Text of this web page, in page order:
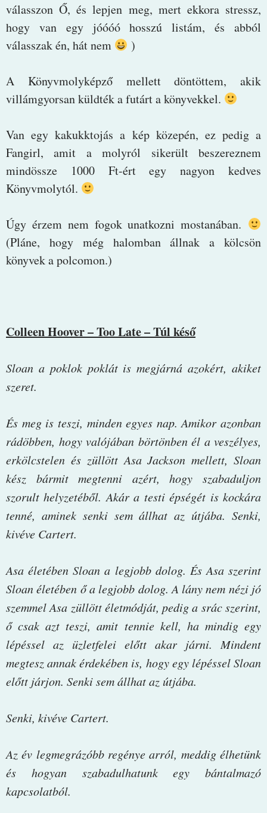
válasszon Ő, és lepjen meg, mert ekkora stressz,
hogy van egy jóóóó hosszú listám, és abból
válasszak én, hát nem
)
A Könyvmolyképző mellett döntöttem, akik
villámgyorsan küldték a futárt a könyvekkel.
Van egy kakukktojás a kép közepén, ez pedig a
Fangirl, amit a molyról sikerült beszereznem
mindössze 1000 Ft-ért egy nagyon kedves
Könyvmolytól.
Úgy érzem nem fogok unatkozni mostanában.
(Pláne, hogy még halomban állnak a kölcsön
könyvek a polcomon.)
Colleen Hoover – Too Late – Túl késő
Sloan a poklok poklát is megjárná azokért, akiket
szeret.
És meg is teszi, minden egyes nap. Amikor azonban
rádöbben, hogy valójában börtönben él a veszélyes,
erkölcstelen és züllött Asa Jackson mellett, Sloan
kész bármit megtenni azért, hogy szabaduljon
szorult helyzetéből. Akár a testi épségét is kockára
tenné, aminek senki sem állhat az útjába. Senki,
kivéve Cartert.
Asa életében Sloan a legjobb dolog. És Asa szerint
Sloan életében ő a legjobb dolog. A lány nem nézi jó
szemmel Asa züllött életmódját, pedig a srác szerint,
ő csak azt teszi, amit tennie kell, ha mindig egy
lépéssel az üzletfelei előtt akar járni. Mindent
megtesz annak érdekében is, hogy egy lépéssel Sloan
előtt járjon. Senki sem állhat az útjába.
Senki, kivéve Cartert.
Az év legmegrázóbb regénye arról, meddig élhetünk
és hogyan szabadulhatunk egy bántalmazó
kapcsolatból.